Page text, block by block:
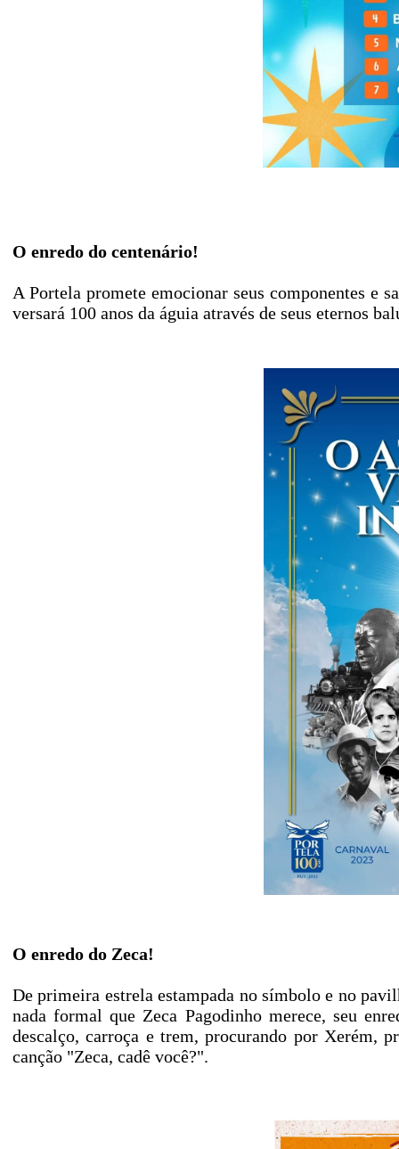
O enredo do centenário!
A Portela promete emocionar seus componentes
versará 100 anos da águia através de seus eternos
O enredo do Zeca!
De primeira estrela estampada no símbolo e no
nada formal que Zeca Pagodinho merece, seu
descalço, carroça e trem, procurando por Xerém,
canção "Zeca, cadê você?".